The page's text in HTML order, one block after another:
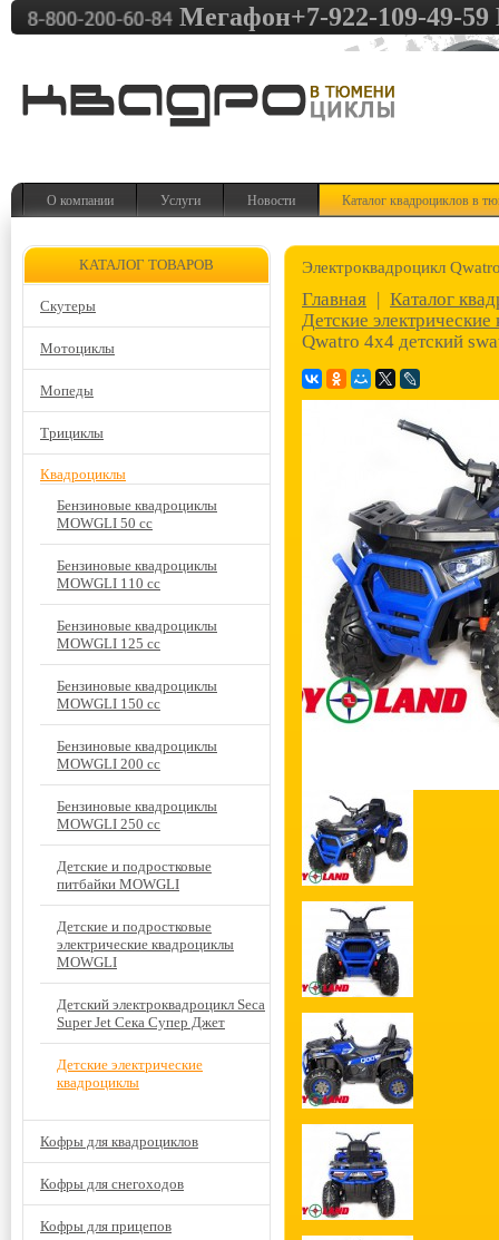
Мегафон+7-922-109-49-59
О компании Услуги Новости Каталог квадроциклов в
Электроквадроцикл
Главная | Каталог
Детские
Qwatro 4х4 детский
КАТАЛОГ ТОВАРОВ
Скутеры
Мотоциклы
Мопеды
Трициклы
Квадроциклы
Бензиновые квадроциклы
MOWGLI 50 cc
Бензиновые квадроциклы
MOWGLI 110 cc
Бензиновые квадроциклы
MOWGLI 125 cc
Бензиновые квадроциклы
MOWGLI 150 cc
Бензиновые квадроциклы
MOWGLI 200 cc
Бензиновые квадроциклы
MOWGLI 250 cc
Детские и подростковые
питбайки MOWGLI
Детские и подростковые
электрические квадроциклы
MOWGLI
Детский электроквадроцикл Seca
Super Jet Сека Супер Джет
Детские электрические
квадроциклы
Кофры для квадроциклов
Кофры для снегоходов
Кофры для прицепов